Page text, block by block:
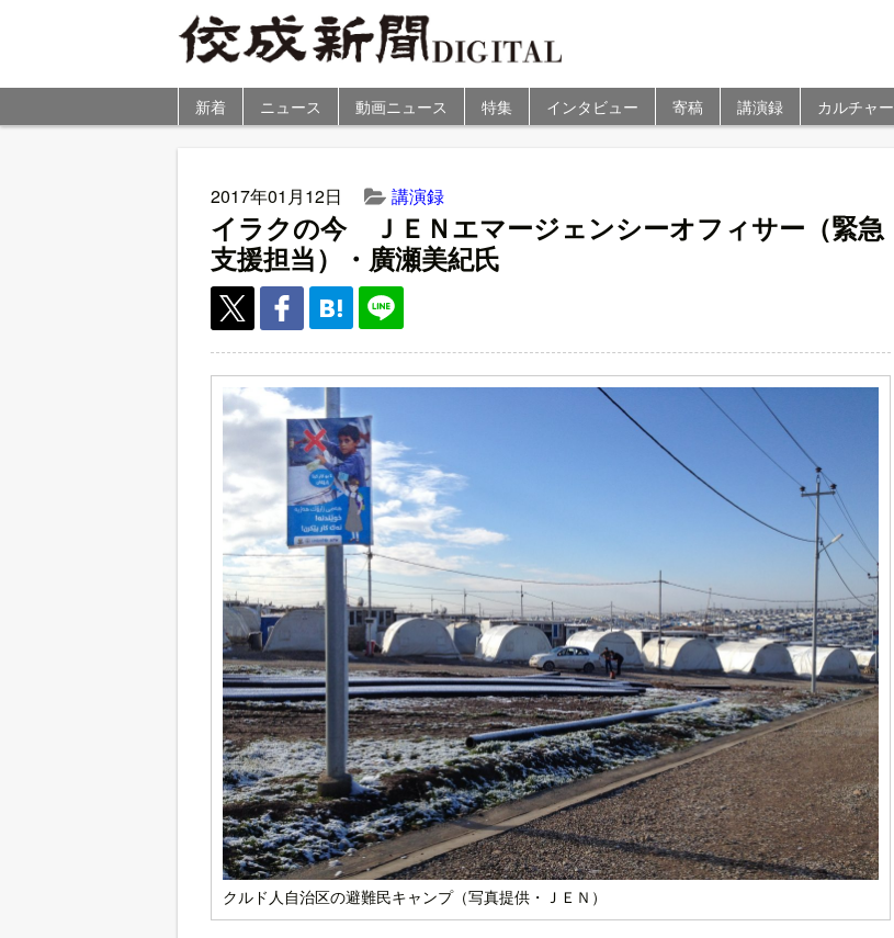
新着 ニュース 動画ニュース 特集 インタビュー 寄稿 講演録 カルチャー
2017年01月12日 講演録
イラクの今 ＪＥＮエマージェンシーオフィサー（緊急
支援担当）・廣瀬美紀氏
クルド人自治区の避難民キャンプ（写真提供・ＪＥＮ）